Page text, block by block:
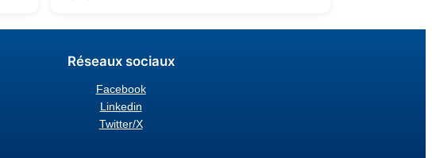
Réseaux sociaux
Facebook
Linkedin
Twitter/X